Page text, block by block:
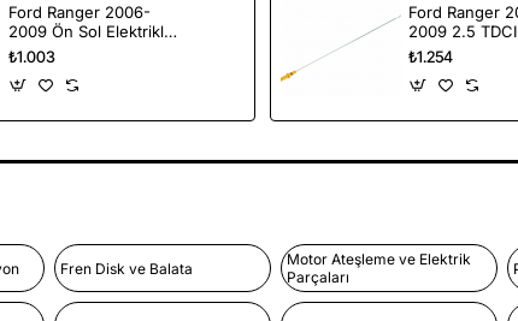
Ford Ranger 2006-
2009 Ön Sol Elektrikli
Tip Cam Krikosu ithal
Yan Sanayi
₺1.003
Ford Ranger
2009 2.5
Seviye
Orjinal
₺1.254
Fren Disk ve Balata
Motor Ateşleme ve Elektrik
Parçaları